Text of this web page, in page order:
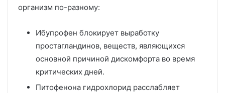
организм по-разному:
Ибупрофен блокирует выработку
простагландинов, веществ, являющихся
основной причиной дискомфорта во время
критических дней.
Питофенона гидрохлорид расслабляет